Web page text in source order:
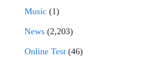
Music (1)
News (2,203)
Online Test (46)